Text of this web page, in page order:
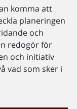
komma att
planeringen
och
redogör för
och initiativ
vad som sker i